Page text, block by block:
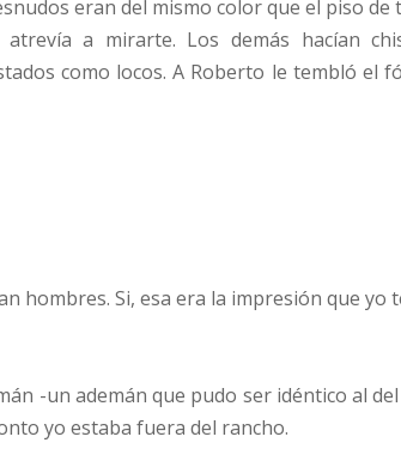
eran del mismo color que el piso de
a mirarte. Los demás hacían
como locos. A Roberto le tembló el
hombres. Si, esa era la impresión que yo
-un ademán que pudo ser idéntico al
yo estaba fuera del rancho.